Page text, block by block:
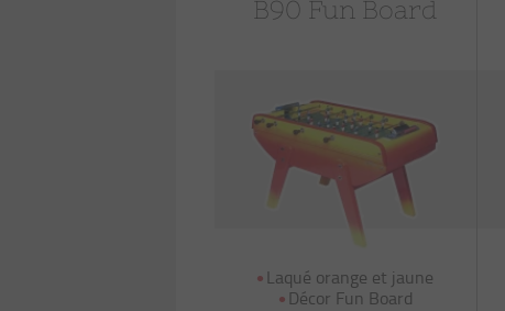
B90 Fun Board
Laqué orange et jaune
Décor Fun Board